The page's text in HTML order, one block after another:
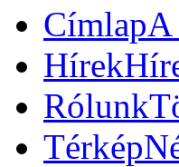
CímlapA
Hírek
Rólunk
Térkép